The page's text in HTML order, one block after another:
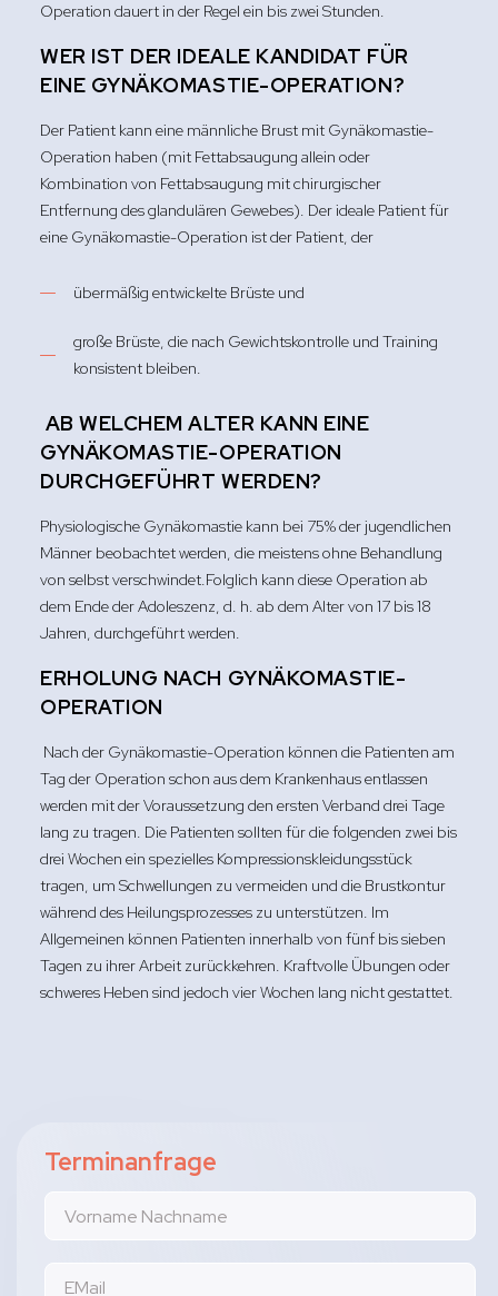
Operation dauert in der Regel ein bis zwei Stunden.
WER IST DER IDEALE KANDIDAT FÜR
EINE GYNÄKOMASTIE-OPERATION?
Der Patient kann eine männliche Brust mit Gynäkomastie-
Operation haben (mit Fettabsaugung allein oder
Kombination von Fettabsaugung mit chirurgischer
Entfernung des glandulären Gewebes). Der ideale Patient für
eine Gynäkomastie-Operation ist der Patient, der
übermäßig entwickelte Brüste und
große Brüste, die nach Gewichtskontrolle und Training
konsistent bleiben.
AB WELCHEM ​​ALTER KANN EINE
GYNÄKOMASTIE-OPERATION
DURCHGEFÜHRT WERDEN?
Physiologische Gynäkomastie kann bei 75% der jugendlichen
Männer beobachtet werden, die meistens ohne Behandlung
von selbst verschwindet.Folglich kann diese Operation ab
dem Ende der Adoleszenz, d. h. ab dem Alter von 17 bis 18
Jahren, durchgeführt werden.
ERHOLUNG NACH GYNÄKOMASTIE-
OPERATION
Nach der Gynäkomastie-Operation können die Patienten am
Tag der Operation schon aus dem Krankenhaus entlassen
werden mit der Voraussetzung den ersten Verband drei Tage
lang zu tragen. Die Patienten sollten für die folgenden zwei bis
drei Wochen ein spezielles Kompressionskleidungsstück
tragen, um Schwellungen zu vermeiden und die Brustkontur
während des Heilungsprozesses zu unterstützen. Im
Allgemeinen können Patienten innerhalb von fünf bis sieben
Tagen zu ihrer Arbeit zurückkehren. Kraftvolle Übungen oder
schweres Heben sind jedoch vier Wochen lang nicht gestattet.
Terminanfrage